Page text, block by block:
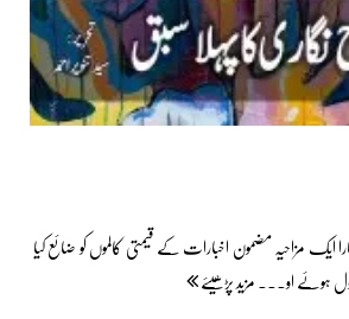
ایک مزاحیہ مضمون اخبارات کے قیمتی کالموں کو ضائع کیا
ہوئے او... مزید پڑھیئے